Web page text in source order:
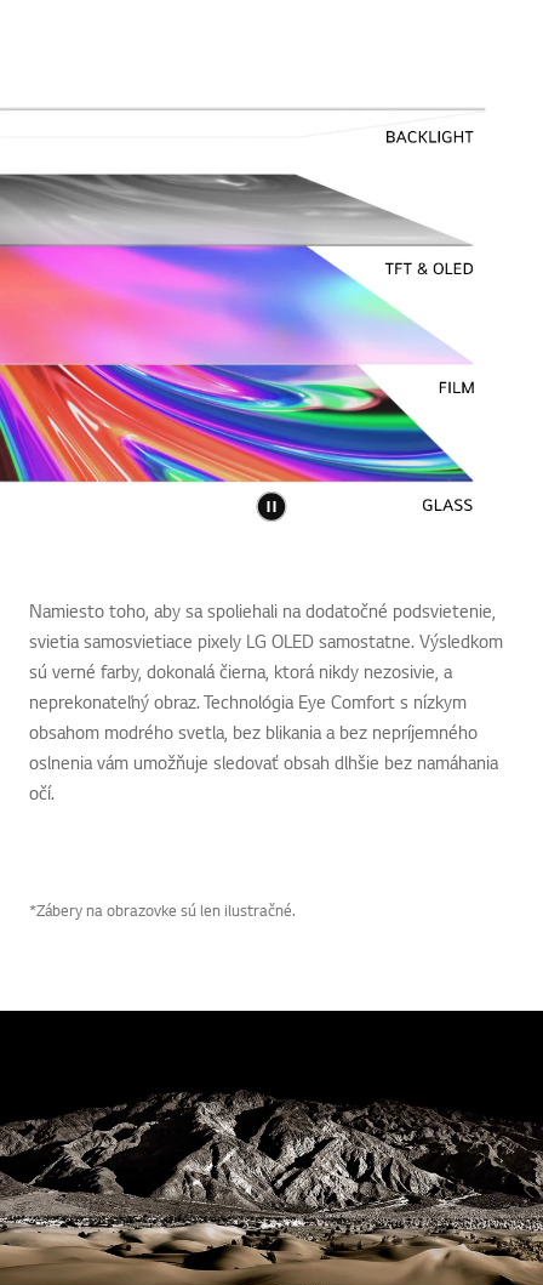
Namiesto toho, aby sa spoliehali na dodatočné podsvietenie,
svietia samosvietiace pixely LG OLED samostatne. Výsledkom
sú verné farby, dokonalá čierna, ktorá nikdy nezosivie, a
neprekonateľný obraz. Technológia Eye Comfort s nízkym
obsahom modrého svetla, bez blikania a bez nepríjemného